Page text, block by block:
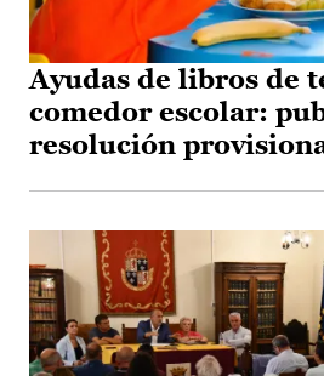
Ayudas de libros de
comedor escolar:
resolución